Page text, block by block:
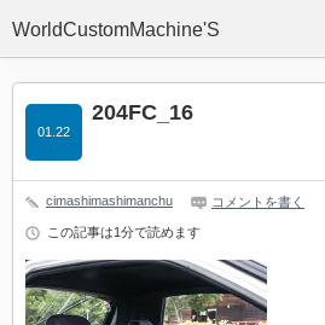
WorldCustomMachine'S
204FC_16
01.22
cimashimashimanchu コメントを書く
この記事は1分で読めます